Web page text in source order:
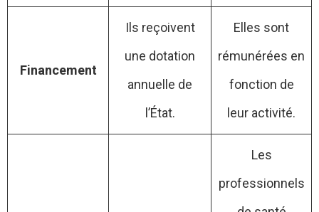
Financement
Ils reçoivent
une dotation
annuelle de
l’État.
Elles sont
rémunérées en
fonction de
leur activité.
Les
professionnels